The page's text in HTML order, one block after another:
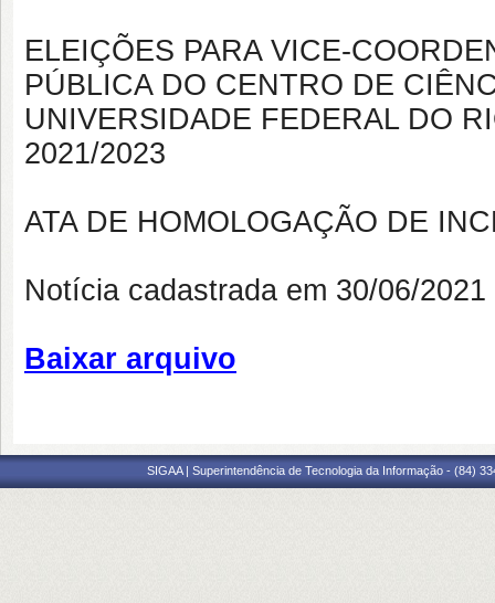
ELEIÇÕES PARA VICE-
PÚBLICA DO CENTRO DE
UNIVERSIDADE FEDERAL DO
2021/2023
ATA DE HOMOLOGAÇÃO DE
Notícia cadastrada em 30/06/
Baixar arquivo
SIGAA | Superintendência de Tecnologia da Informação - (84)